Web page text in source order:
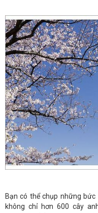
Bạn có thể chụp những
không chỉ hơn 600 cây